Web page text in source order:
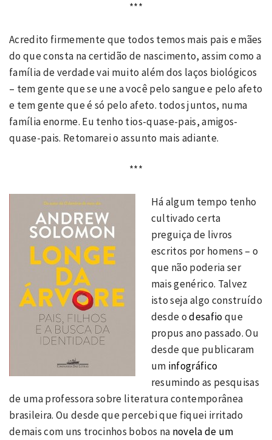
***
Acredito firmemente que todos temos mais pais e mães
do que consta na certidão de nascimento, assim como a
família de verdade vai muito além dos laços biológicos
– tem gente que se une a você pelo sangue e pelo afeto
e tem gente que é só pelo afeto. todos juntos, numa
família enorme. Eu tenho tios-quase-pais, amigos-
quase-pais. Retomarei o assunto mais adiante.
***
Há algum tempo tenho
cultivado certa
preguiça de livros
escritos por homens – o
que não poderia ser
mais genérico. Talvez
isto seja algo construído
desde odesafioque
propus ano passado. Ou
desde que publicaram
um infográfico
resumindo as pesquisas
de uma professora sobre literatura contemporânea
brasileira. Ou desde que percebi que fiquei irritado
demais com uns trocinhos bobos na novela de um